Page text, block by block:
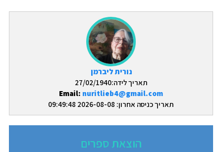
נורית ליברמן
תאריך לידה:27/02/1940
Email: nuritlieb4@gmail.com
תאריך כניסה אחרון: 2026-08-08 09:49:48
הוצאת ספרים